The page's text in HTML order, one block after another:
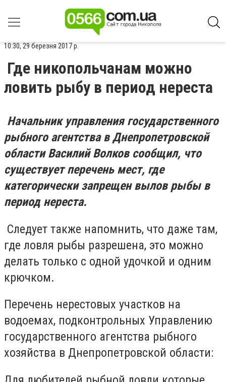
10:30, 29 березня 2017 р.
Где никопольчанам можно
ловить рыбу в период нереста
Начальник управления государственного
рыбного агентства в Днепропетровской
области Василий Волков сообщил, что
существует перечень мест, где
категорически запрещен вылов рыбы в
период нереста.
Следует также напомнить, что даже там,
где ловля рыбы разрешена, это можно
делать только с одной удочкой и одним
крючком.
Перечень нерестовых участков на
водоемах, подконтрольных Управлению
государственного агентства рыбного
хозяйства в Днепропетровской области: